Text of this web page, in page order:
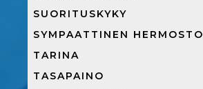
SUORITUSKYKY
SYMPAATTINEN HERMOSTO
TARINA
TASAPAINO